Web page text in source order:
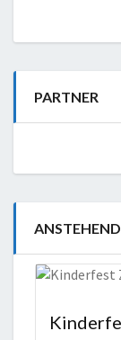
PARTNER